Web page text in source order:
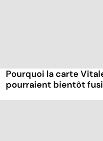
Pourquoi la carte
pourraient bientôt